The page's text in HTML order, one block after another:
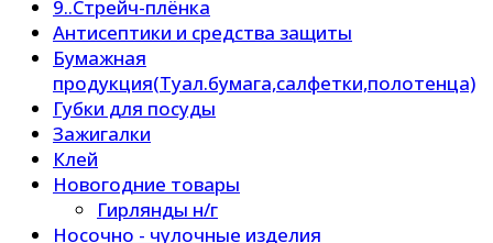
9..Стрейч-плёнка
Антисептики и средства защиты
Бумажная
продукция(Туал.бумага,салфетки,полотенца)
Губки для посуды
Зажигалки
Клей
Новогодние товары
Гирлянды н/г
Носочно - чулочные изделия